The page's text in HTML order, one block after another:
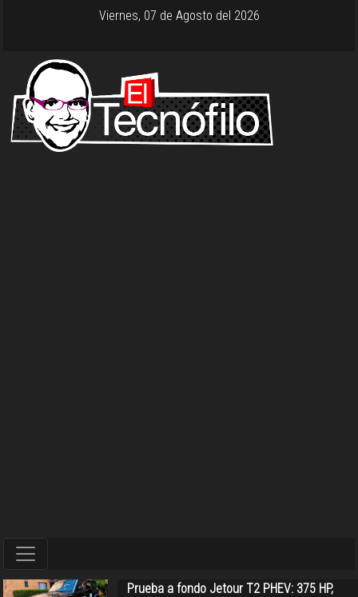
Viernes, 07 de Agosto del 2026
Prueba a fondo Jetour T2 PHEV: 375 HP,